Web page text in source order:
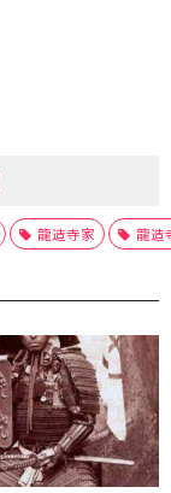
龍造寺家 龍造